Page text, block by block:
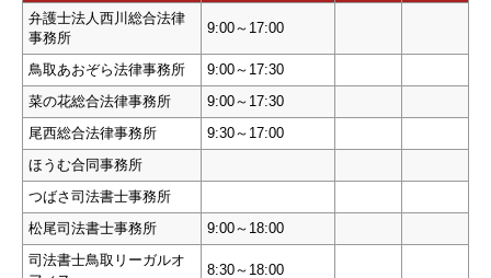
弁護士法人西川総合法律
事務所
9:00～17:00
鳥取あおぞら法律事務所
9:00～17:30
菜の花総合法律事務所
9:00～17:30
尾西総合法律事務所
9:30～17:00
ほうむ合同事務所
つばさ司法書士事務所
松尾司法書士事務所
9:00～18:00
司法書士鳥取リーガルオ
8:30～18:00